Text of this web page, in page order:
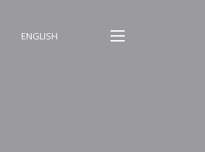
ENGLISH